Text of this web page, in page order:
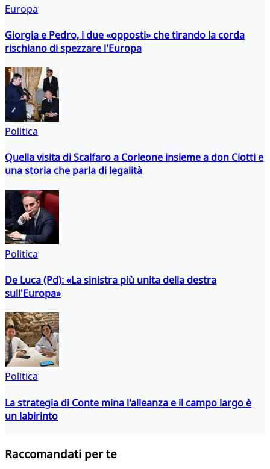
Europa
Giorgia e Pedro, i due «opposti» che tirando la corda
rischiano di spezzare l'Europa
Politica
Quella visita di Scalfaro a Corleone insieme a don Ciotti e
una storia che parla di legalità
Politica
De Luca (Pd): «La sinistra più unita della destra
sull'Europa»
Politica
La strategia di Conte mina l'alleanza e il campo largo è
un labirinto
Raccomandati per te